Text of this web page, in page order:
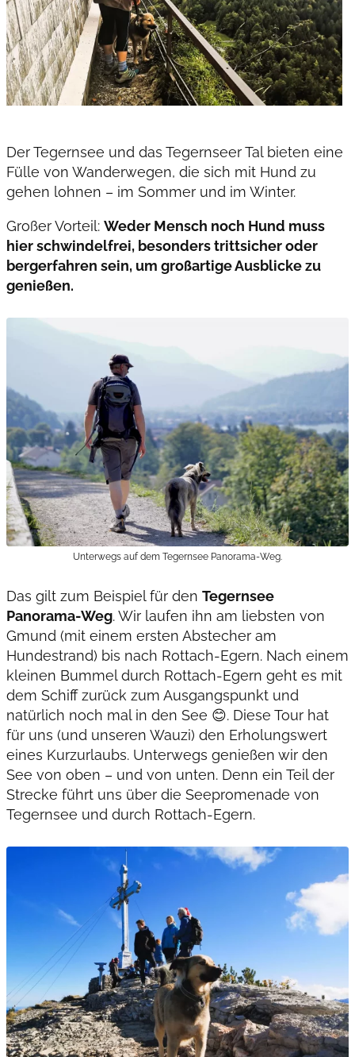
Der Tegernsee und das Tegernseer Tal bieten eine
Fülle von Wanderwegen, die sich mit Hund zu
gehen lohnen – im Sommer und im Winter.
Großer Vorteil: Weder Mensch noch Hund muss
hier schwindelfrei, besonders trittsicher oder
bergerfahren sein, um großartige Ausblicke zu
genießen.
Unterwegs auf dem Tegernsee Panorama-Weg.
Das gilt zum Beispiel für den Tegernsee
Panorama-Weg. Wir laufen ihn am liebsten von
Gmund (mit einem ersten Abstecher am
Hundestrand) bis nach Rottach-Egern. Nach einem
kleinen Bummel durch Rottach-Egern geht es mit
dem Schiff zurück zum Ausgangspunkt und
natürlich noch mal in den See 😊. Diese Tour hat
für uns (und unseren Wauzi) den Erholungswert
eines Kurzurlaubs. Unterwegs genießen wir den
See von oben – und von unten. Denn ein Teil der
Strecke führt uns über die Seepromenade von
Tegernsee und durch Rottach-Egern.